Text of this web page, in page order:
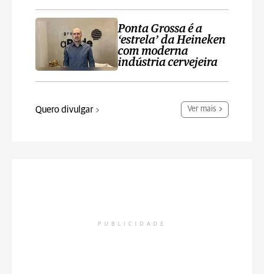
Ponta Grossa é a
‘estrela’ da Heineken
com moderna
indústria cervejeira
Quero divulgar Ver mais
PUBLICIDADE